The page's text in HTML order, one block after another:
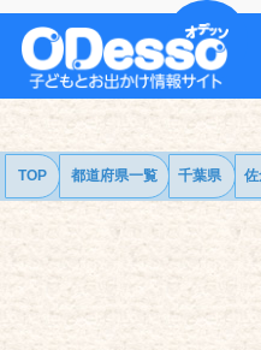
TOP 都道府県一覧 千葉県